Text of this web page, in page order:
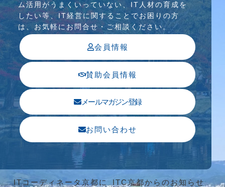
ム活⽤がうまくいっていない、IT⼈材の育成を
したい等、IT経営に関することでお困りの⽅
は、お気軽にお問合せ・ご相談ください。
会員情報
賛助会員情報
メールマガジン登録
お問い合わせ
ITコーディネータ京都に
ITC京都からのお知らせ